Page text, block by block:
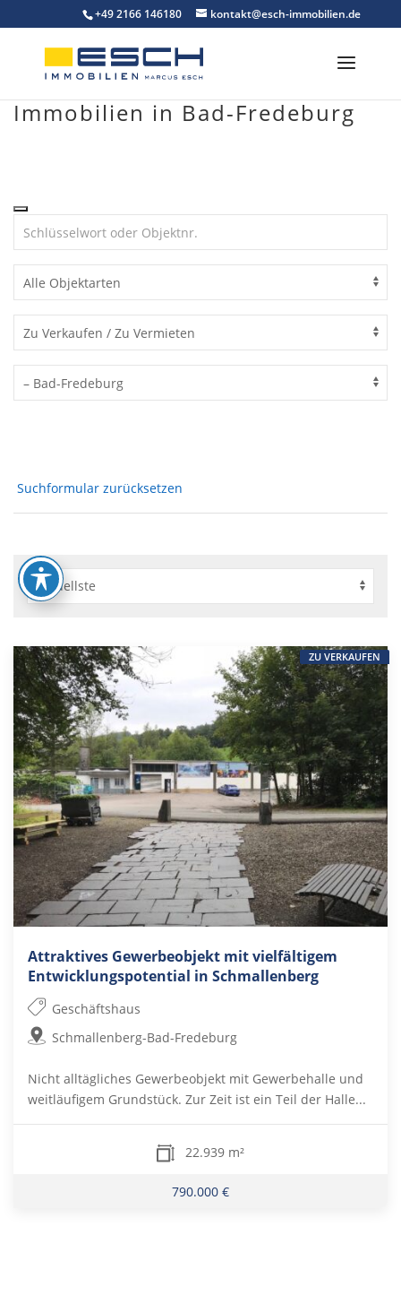
to
content
+49 2166 146180 kontakt@esch-immobilien.de
Immobilien in Bad-Fredeburg
Suchformular zurücksetzen
Attraktives Gewerbeobjekt mit vielfältigem
Entwicklungspotential in Schmallenberg
Geschäftshaus
Schmallenberg-Bad-Fredeburg
Nicht alltägliches Gewerbeobjekt mit Gewerbehalle und
weitläufigem Grundstück. Zur Zeit ist ein Teil der Halle...
22.939 m²
790.000 €
ZU VERKAUFEN